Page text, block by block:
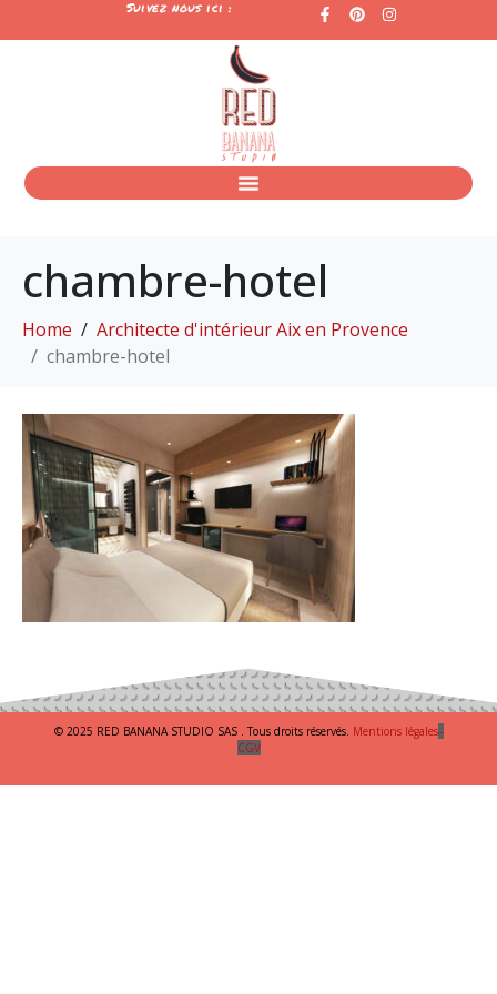
Suivez nous ici :
chambre-hotel
Home
Architecte d'intérieur Aix en Provence
chambre-hotel
© 2025 RED BANANA STUDIO SAS . Tous droits réservés. Mentions légales–
CGV